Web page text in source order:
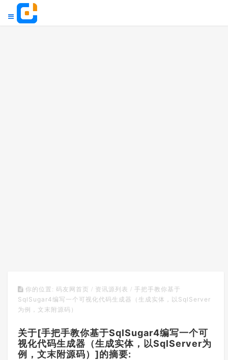
你的位置: 码友网首页 / 资讯源列表 / 手把手教你基于
SqlSugar4编写一个可视化代码生成器（生成实体，以SqlServer
为例，文末附源码）
关于[手把手教你基于SqlSugar4编写一个可
视化代码生成器（生成实体，以SqlServer为
例，文末附源码）]的摘要: